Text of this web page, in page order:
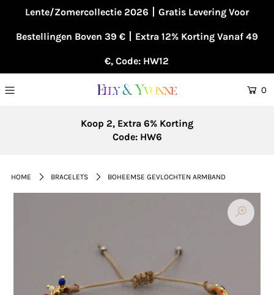
Lente/Zomercollectie 2026丨Gratis Levering Voor
Bestellingen Boven 39 €丨Extra 12% Korting Vanaf 49
€, Code: HW12
0
Koop 2, Extra 6% Korting
Code: HW6
HOME BRACELETS BOHEEMSE GEVLOCHTEN ARMBAND